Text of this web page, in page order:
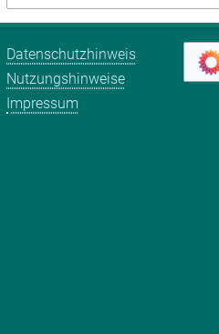
Datenschutzhinweis
Nutzungshinweise
Impressum